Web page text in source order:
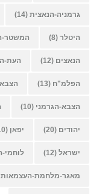
גרמניה-הנאצית (14)
היטלר (8) המשטר-
הנאצים (12) העת-
הפלמ"ח (13)
הצבא-הגרמני (10)
יהודים (20) יפאן (10)
ישראל (12)
מאגר-מלחמת-העצמאות